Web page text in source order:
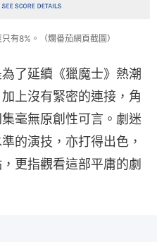
有8%。（爛番茄網頁截圖）
了延續《獵魔士》熱潮
上沒有緊密的連接，角
毫無原創性可言。劇迷
的演技，亦打得出色，
更指觀看這部平庸的劇